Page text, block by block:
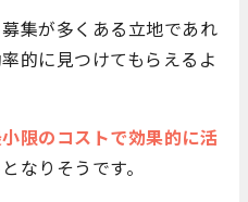
集が多くある立地であれ
的に見つけてもらえるよ
限のコストで効果的に活
なりそうです。